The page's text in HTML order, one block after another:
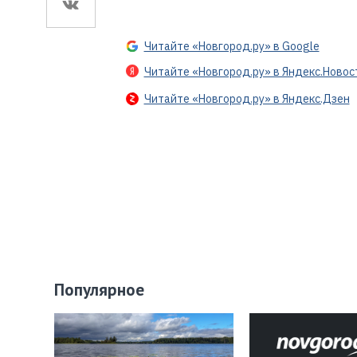
Читайте «Новгород.ру» в Google
Читайте «Новгород.ру» в
Читайте «Новгород.ру» в Яндекс.Дзен
Популярное